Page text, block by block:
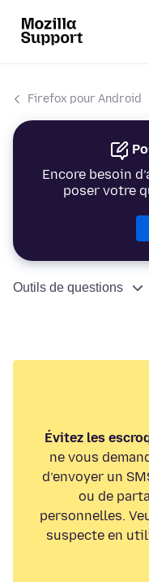
Firefox pour Android
Encore besoin
poser votre
Outils de questions
Évitez les
ne vous
d’envoyer un
ou de
personnelles.
suspecte en